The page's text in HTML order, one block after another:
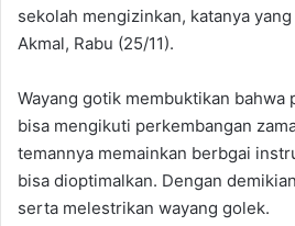
sekolah mengizinkan, katanya
Akmal, Rabu (25/11).
Wayang gotik membuktikan bahwa
bisa mengikuti perkembangan
temannya memainkan berbgai
bisa dioptimalkan. Dengan
serta melestrikan wayang golek.